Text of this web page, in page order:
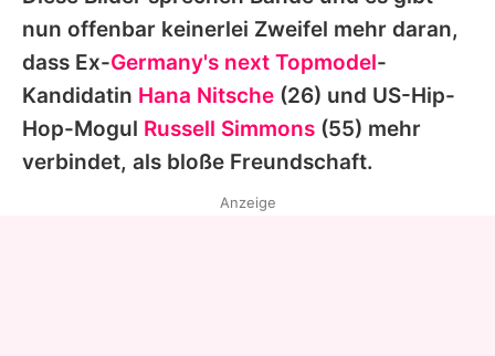
Impressum
Datenschutzerklärung
Nutzungsbedingungen
Utiq verwalten
nun offenbar keinerlei Zweifel mehr daran,
dass Ex-Germany's next Topmodel-
Kandidatin Hana Nitsche (26) und US-Hip-
Hop-Mogul Russell Simmons (55) mehr
verbindet, als bloße Freundschaft.
Anzeige